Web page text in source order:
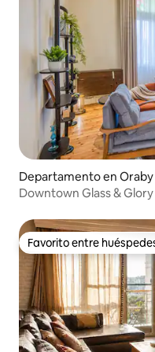
Departamento en Oraby
Downtown Glass &
Favorito entre
Favorito entre